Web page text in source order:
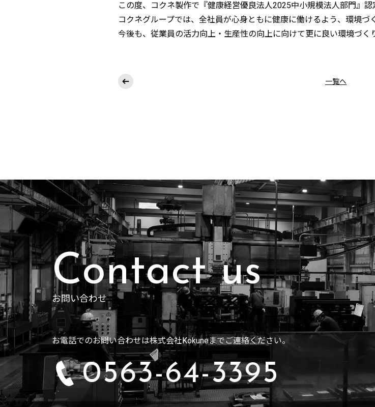
この度、コクネ製作で『健康経営優良法人2025中小規模法人部門』認
コクネグループでは、全社員が心身ともに健康に働けるよう、環境づ
今後も、従業員の活力向上・生産性の向上に向けて更に良い環境づく
一覧へ
お問い合わせ
お電話でのお問い合わせは株式会社Kokuneまでご連絡ください。
0563-64-3395